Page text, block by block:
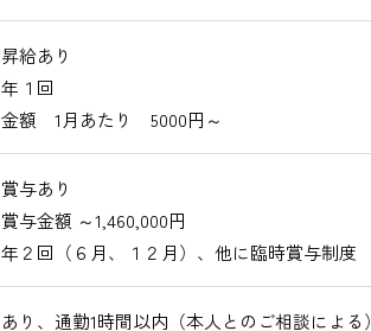
昇給あり
年１回
金額 1月あたり 5000円～
賞与あり
賞与金額 ～1,460,000円
年２回（６月、１２月）、他に臨時賞与制度
あり、通勤1時間以内（本人とのご相談による）